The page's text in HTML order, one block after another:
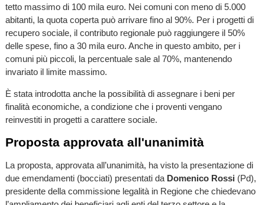
tetto massimo di 100 mila euro. Nei comuni con meno di 5.000
abitanti, la quota coperta può arrivare fino al 90%. Per i progetti di
recupero sociale, il contributo regionale può raggiungere il 50%
delle spese, fino a 30 mila euro. Anche in questo ambito, per i
comuni più piccoli, la percentuale sale al 70%, mantenendo
invariato il limite massimo.
È stata introdotta anche la possibilità di assegnare i beni per
finalità economiche, a condizione che i proventi vengano
reinvestiti in progetti a carattere sociale.
Proposta approvata all'unanimità
La proposta, approvata all’unanimità, ha visto la presentazione di
due emendamenti (bocciati) presentati da Domenico Rossi (Pd),
presidente della commissione legalità in Regione che chiedevano